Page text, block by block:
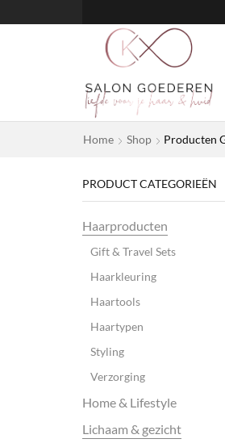
Home Shop Producten
PRODUCT CATEGORIEËN
Haarproducten
Gift & Travel Sets
Haarkleuring
Haartools
Haartypen
Styling
Verzorging
Home & Lifestyle
Lichaam & gezicht